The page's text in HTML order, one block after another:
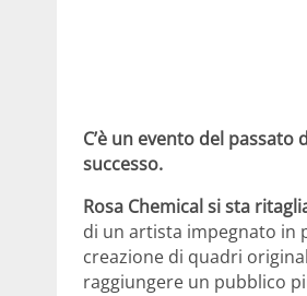
C’è un evento del
successo.
Rosa Chemical si sta
di un artista impegnato in
creazione di quadri
raggiungere un pubblico